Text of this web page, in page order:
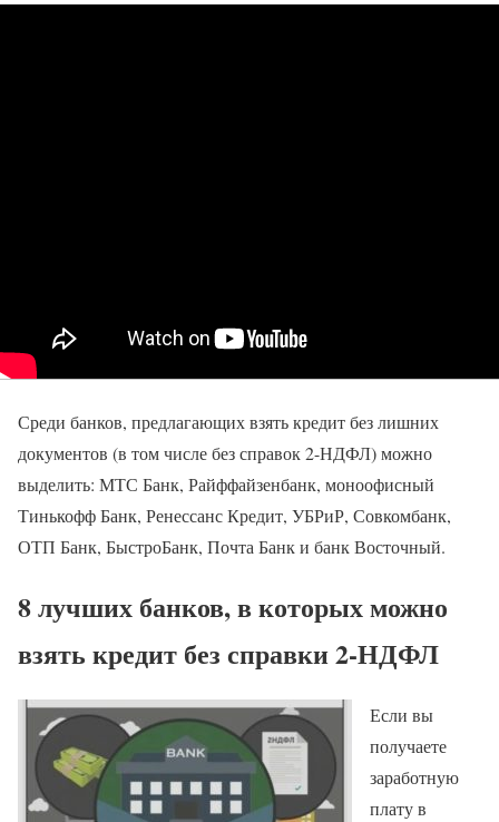
Среди банков, предлагающих взять кредит без лишних
документов (в том числе без справок 2-НДФЛ) можно
выделить: МТС Банк, Райффайзенбанк, моноофисный
Тинькофф Банк, Ренессанс Кредит, УБРиР, Совкомбанк,
ОТП Банк, БыстроБанк, Почта Банк и банк Восточный.
8 лучших банков, в которых можно
взять кредит без справки 2-НДФЛ
Если вы
получаете
заработную
плату в